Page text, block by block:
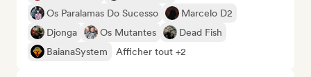
Os Paralamas Do Sucesso
Marcelo D2
Djonga
Os Mutantes
Dead Fish
BaianaSystem
Afficher tout +2